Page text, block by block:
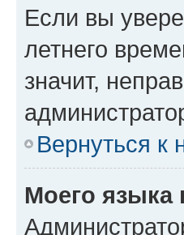
Если вы
летнего
значит,
Вернуться к
Моего языка